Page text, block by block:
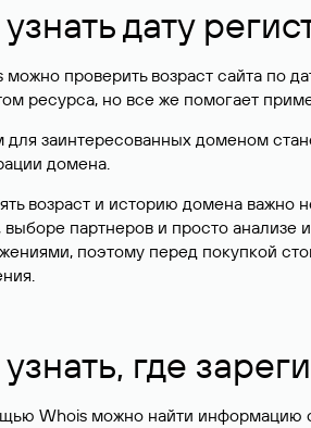
дату
можно проверить возраст сайта по
ресурса, но все же помогает
заинтересованных доменом
домена.
возраст и историю домена важно
выборе партнеров и просто
поэтому перед покупкой
где
Whois можно найти информацию о